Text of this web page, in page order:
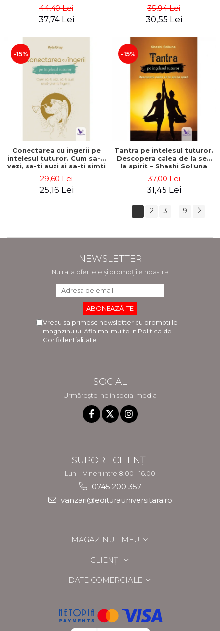
materiala – Dr. Dawson
Church
44,40 Lei
37,74 Lei
35,94 Lei
30,55 Lei
-15%
Conectarea cu ingerii pe
intelesul tuturor. Cum sa-ti
vezi, sa-ti auzi si sa-ti simti
29,60 Lei
25,16 Lei
-15%
Tantra pe intelesul tuturor.
Descopera calea de la sex
la spirit – Shashi Solluna
37,00 Lei
31,45 Lei
1 2 3 ... 9
NEWSLETTER
Nu rata ofertele și promoțiile noastre
Vreau sa primesc newsletter cu promotiile
magazinului. Afla mai multe in Politica de
Confidentialitate
SOCIAL
Urmărește-ne în social media
SUPORT CLIENȚI
Luni - Vineri intre 8.00 - 16.00
0745 200 357
vanzari@editurauniversitara.ro
MAGAZINUL MEU
CLIENȚI
DATE COMERCIALE